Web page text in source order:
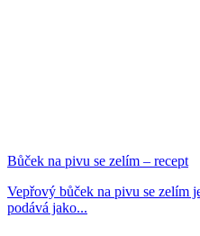
Bůček na pivu se zelím – recept
Vepřový bůček na pivu se zelím
podává jako...